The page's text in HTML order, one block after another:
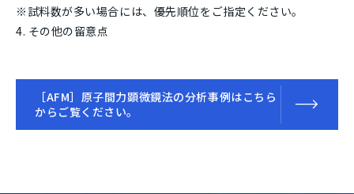
※試料数が多い場合には、優先順位をご指定ください。
その他の留意点
［AFM］原子間力顕微鏡法の分析事例はこちら
からご覧ください。